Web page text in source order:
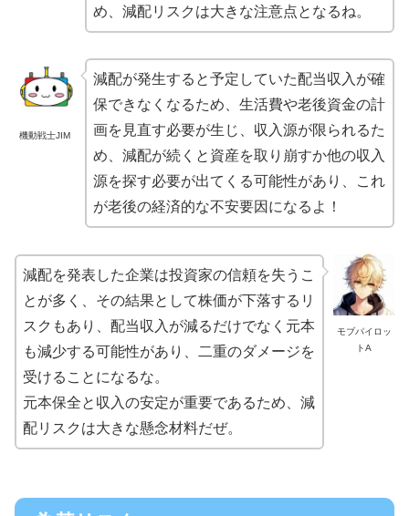
め、減配リスクは大きな注意点となるね。
機動戦士JIM
減配が発生すると予定していた配当収入が確
保できなくなるため、生活費や老後資金の計
画を見直す必要が生じ、収入源が限られるた
め、減配が続くと資産を取り崩すか他の収入
源を探す必要が出てくる可能性があり、これ
が老後の経済的な不安要因になるよ！
モブパイロッ
トA
減配を発表した企業は投資家の信頼を失うこ
とが多く、その結果として株価が下落するリ
スクもあり、配当収入が減るだけでなく元本
も減少する可能性があり、二重のダメージを
受けることになるな。
元本保全と収入の安定が重要であるため、減
配リスクは大きな懸念材料だぜ。